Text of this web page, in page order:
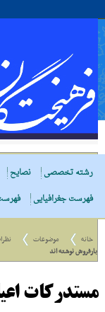
رشته تخصصی
نصایح
فهرست جغرافیایی
خانه موضوعات
بارفروش نوشته اند
مستدركات